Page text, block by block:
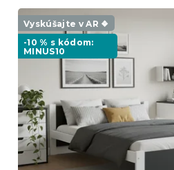
e
p
o
u
k
o
V
p
p
o
d
u
k
Vyskúšajte v AR ❖
-10 % s kódom:
MINUS10